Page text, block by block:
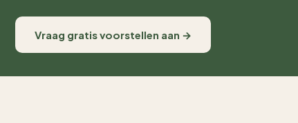
Vraag gratis voorstellen aan →